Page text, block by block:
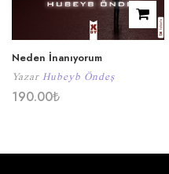
Neden İnanıyorum
Yazar Hubeyb Öndeş
190.00₺